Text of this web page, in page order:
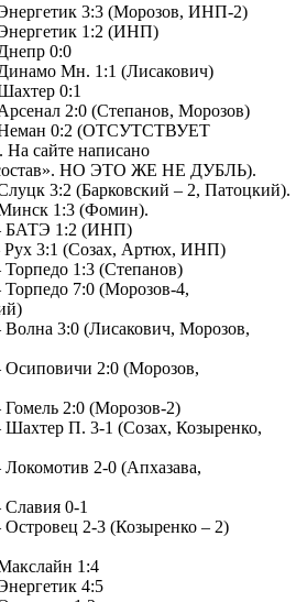
3:3 (Морозов, ИНП-2)
1:2 (ИНП)
0:0
Мн. 1:1 (Лисакович)
0:1
2:0 (Степанов, Морозов)
Неман 0:2 (ОТСУТСТВУЕТ
сайте написано
НО ЭТО ЖЕ НЕ ДУБЛЬ).
3:2 (Барковский – 2, Патоцкий).
1:3 (Фомин).
БАТЭ 1:2 (ИНП)
Рух 3:1 (Созах, Артюх, ИНП)
1:3 (Степанов)
Торпедо 7:0 (Морозов-4,
Волна 3:0 (Лисакович, Морозов,
Осиповичи 2:0 (Морозов,
Гомель 2:0 (Морозов-2)
Шахтер П. 3-1 (Созах, Козыренко,
2-0 (Апхазава,
0-1
2-3 (Козыренко – 2)
1:4
4:5